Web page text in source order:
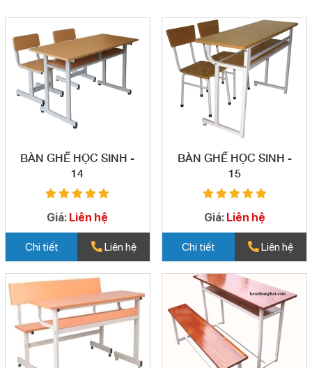
BÀN GHẾ HỌC SINH -
14
Giá: Liên hệ
Chi tiết Liên hệ
BÀN GHẾ HỌC SINH -
15
Giá: Liên hệ
Chi tiết Liên hệ